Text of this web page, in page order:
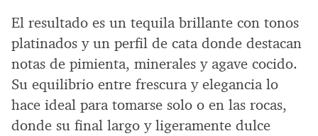
El resultado es un tequila brillante con tonos
platinados y un perfil de cata donde destacan
notas de pimienta, minerales y agave cocido.
Su equilibrio entre frescura y elegancia lo
hace ideal para tomarse solo o en las rocas,
donde su final largo y ligeramente dulce